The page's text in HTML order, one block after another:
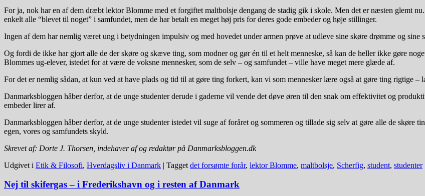
For ja, nok har en af dem dræbt lektor Blomme med et forgiftet maltbolsje dengang de stadig gik i skole. Men det er næsten glemt
enkelt alle “blevet til noget” i samfundet, men de har betalt en meget høj pris for deres gode embeder og høje stillinger.
Ingen af dem har nemlig været ung i betydningen impulsiv og med hovedet under armen prøve at udleve sine skøre drømme og sine
Og fordi de ikke har gjort alle de der skøre og skæve ting, som modner og gør én til et helt menneske, så kan de heller ikke gøre
Blommes ug-elever, istedet for at være de voksne mennesker, som de selv – og samfundet – ville have meget mere glæde af.
For det er nemlig sådan, at kun ved at have plads og tid til at gøre ting forkert, kan vi som mennesker lære også at gøre ting rigtige
Danmarksbloggen håber derfor, at de unge studenter derude i gaderne vil vende det døve øren til den snak om effektivitet og
embeder lirer af.
Danmarksbloggen håber derfor, at de unge studenter istedet vil suge af foråret og sommeren og tillade sig selv at gøre alle de skøre
egen, vores og samfundets skyld.
Skrevet af: Dorte J. Thorsen, indehaver af og redaktør på Danmarksbloggen.dk
Udgivet i Etik & Filosofi, Hverdagsliv i Danmark | Tagget det forsømte forår, lektor Blomme, maltbolsje, Scherfig, student, studenter
Nej til skifergas – i Frederikshavn og i resten af Danmark